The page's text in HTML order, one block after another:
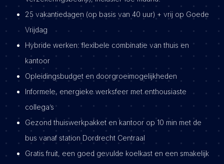
25 vakantiedagen (op basis van 40 uur) + vrij op Goede
Vrijdag
Hybride werken: flexibele combinatie van thuis en
kantoor
Opleidingsbudget en doorgroeimogelijkheden
Informele, energieke werksfeer met enthousiaste
collega’s
Gezond thuiswerkpakket en kantoor op 10 min met de
bus vanaf station Dordrecht Centraal
Gratis fruit, een goed gevulde koelkast en een smakelijk